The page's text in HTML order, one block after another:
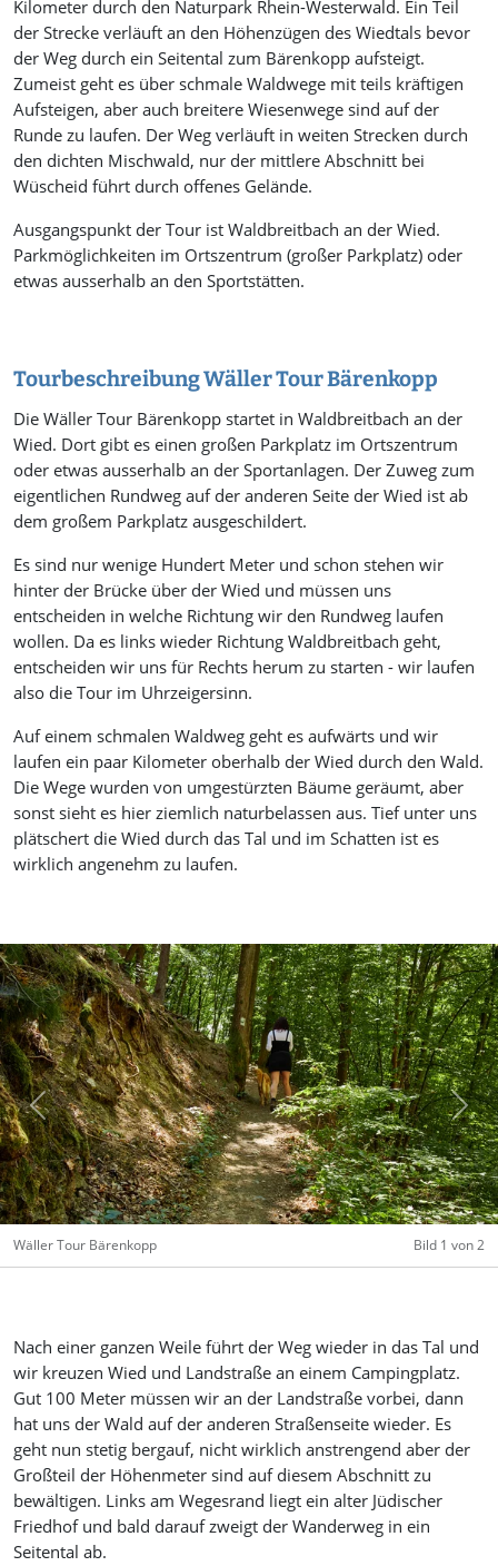
Kilometer durch den Naturpark Rhein-Westerwald. Ein Teil
der Strecke verläuft an den Höhenzügen des Wiedtals bevor
der Weg durch ein Seitental zum Bärenkopp aufsteigt.
Zumeist geht es über schmale Waldwege mit teils kräftigen
Aufsteigen, aber auch breitere Wiesenwege sind auf der
Runde zu laufen. Der Weg verläuft in weiten Strecken durch
den dichten Mischwald, nur der mittlere Abschnitt bei
Wüscheid führt durch offenes Gelände.
Ausgangspunkt der Tour ist Waldbreitbach an der Wied.
Parkmöglichkeiten im Ortszentrum (großer Parkplatz) oder
etwas ausserhalb an den Sportstätten.
Tourbeschreibung Wäller Tour Bärenkopp
Die Wäller Tour Bärenkopp startet in Waldbreitbach an der
Wied. Dort gibt es einen großen Parkplatz im Ortszentrum
oder etwas ausserhalb an der Sportanlagen. Der Zuweg zum
eigentlichen Rundweg auf der anderen Seite der Wied ist ab
dem großem Parkplatz ausgeschildert.
Es sind nur wenige Hundert Meter und schon stehen wir
hinter der Brücke über der Wied und müssen uns
entscheiden in welche Richtung wir den Rundweg laufen
wollen. Da es links wieder Richtung Waldbreitbach geht,
entscheiden wir uns für Rechts herum zu starten - wir laufen
also die Tour im Uhrzeigersinn.
Auf einem schmalen Waldweg geht es aufwärts und wir
laufen ein paar Kilometer oberhalb der Wied durch den Wald.
Die Wege wurden von umgestürzten Bäume geräumt, aber
sonst sieht es hier ziemlich naturbelassen aus. Tief unter uns
plätschert die Wied durch das Tal und im Schatten ist es
wirklich angenehm zu laufen.
Wäller Tour Bärenkopp Bild 1 von 2
Previous Next
Nach einer ganzen Weile führt der Weg wieder in das Tal und
wir kreuzen Wied und Landstraße an einem Campingplatz.
Gut 100 Meter müssen wir an der Landstraße vorbei, dann
hat uns der Wald auf der anderen Straßenseite wieder. Es
geht nun stetig bergauf, nicht wirklich anstrengend aber der
Großteil der Höhenmeter sind auf diesem Abschnitt zu
bewältigen. Links am Wegesrand liegt ein alter Jüdischer
Friedhof und bald darauf zweigt der Wanderweg in ein
Seitental ab.